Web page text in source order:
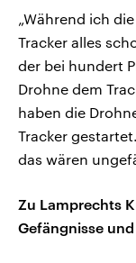
„Während ich
Tracker alles
der bei hundert
Drohne dem
haben die
Tracker
das wären
Zu Lamprechts
Gefängnisse